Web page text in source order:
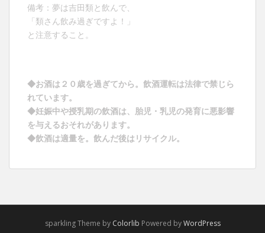
備考：夢は吉田類と飲んで、
「類さん飲み過ぎですよ！」
と注意すること。
◆お酒は２０歳を過ぎてから。飲酒運転は法律で禁じら
れています。
◆妊娠中や授乳期の飲酒は、胎児・乳児の発育に悪影響
を与えるおそれがあります。
◆飲酒は適量を。飲んだ後はリサイクル。
sparkling Theme by Colorlib Powered byWordPress